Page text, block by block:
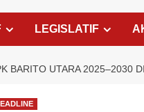
LEGISLATIF
BARITO UTARA 2025–2030